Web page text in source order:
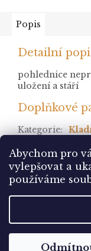
Abychom pro
vylepšovat a
používáme
Popis
Detailní
pohlednice
uložení a stáří
Doplňkové
Kategorie:
Copyright
práva